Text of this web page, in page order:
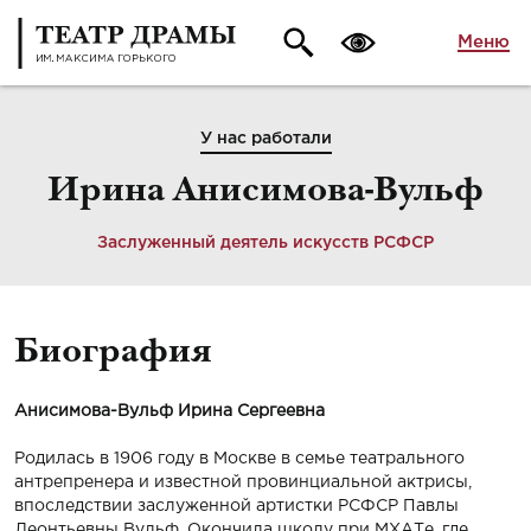
Меню
У нас работали
Ирина Анисимова-Вульф
Заслуженный деятель искусств РСФСР
Биография
Анисимова-Вульф Ирина Сергеевна
Родилась в 1906 году в Москве в семье театрального
антрепренера и известной провинциальной актрисы,
впоследствии заслуженной артистки РСФСР
Павлы